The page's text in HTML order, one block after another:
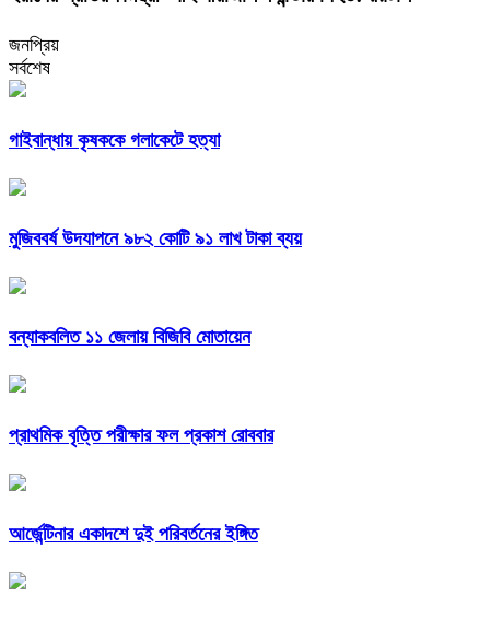
জনপ্রিয়
সর্বশেষ
গাইবান্ধায় কৃষককে গলাকেটে হত্যা
মুজিববর্ষ উদযাপনে ৯৮২ কোটি ৯১ লাখ টাকা ব্যয়
বন্যাকবলিত ১১ জেলায় বিজিবি মোতায়েন
প্রাথমিক বৃত্তি পরীক্ষার ফল প্রকাশ রোববার
আর্জেন্টিনার একাদশে দুই পরিবর্তনের ইঙ্গিত